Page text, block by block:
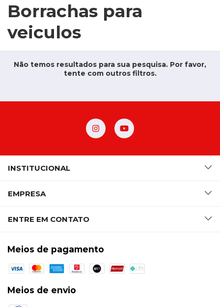
Borrachas para
veiculos
Não temos resultados para sua pesquisa. Por favor,
tente com outros filtros.
INSTITUCIONAL
EMPRESA
ENTRE EM CONTATO
Meios de pagamento
Meios de envio